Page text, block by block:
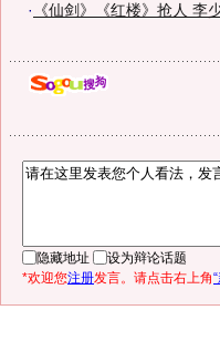
·
《仙剑》《红楼》抢人 李
隐藏地址
设为辩论话题
*欢迎您注册发言。请点击右上角